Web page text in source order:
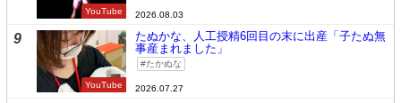
YouTube 2026.08.03
9
YouTube
たぬかな、人工授精6回目の末に出産「子たぬ無
事産まれました」
たかぬな
2026.07.27